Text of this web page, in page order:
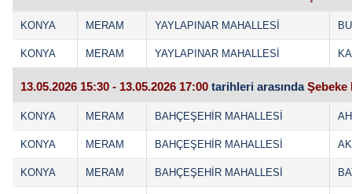
KONYA MERAM YAYLAPINAR MAHALLESİ
KONYA MERAM YAYLAPINAR MAHALLESİ
13.05.2026 15:30 - 13.05.2026 17:00 tarihleri arasındaŞebeke
KONYA MERAM BAHÇEŞEHİR MAHALLESİ
KONYA MERAM BAHÇEŞEHİR MAHALLESİ
KONYA MERAM BAHÇEŞEHİR MAHALLESİ